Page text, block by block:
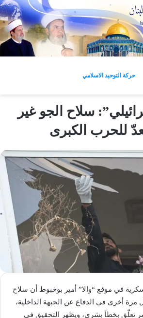
حركة التوحيد الاسلامي
سلاح الجو غير
للحرب الكبرى
في موقع “والا” أمير بوخبوط أن سلاح
مرة أخرى في الدفاع عن الجبهة الداخلية،
تعلّق بخطأ بشري، ويظهر التحقيق في